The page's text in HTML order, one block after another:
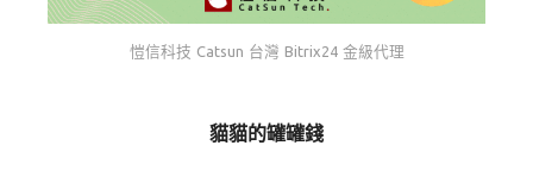
愷信科技 Catsun 台灣 Bitrix24 金級代理
貓貓的罐罐錢